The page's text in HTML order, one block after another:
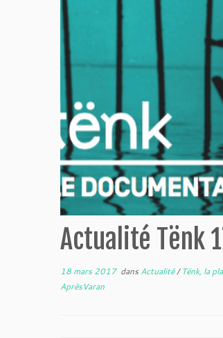
Actualité Tënk
18 mars 2017dans Actualité/Tënk, la
AprèsVaran